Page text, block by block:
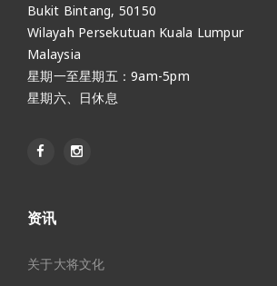
Bukit Bintang, 50150
Wilayah Persekutuan Kuala Lumpur
Malaysia
星期一至星期五：9am-5pm
星期六、日休息
资讯
关于大将文化